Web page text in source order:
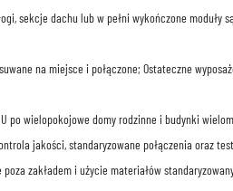
sekcje dachu lub w pełni wykończone
na miejsce i połączone; Ostateczne
po wielopokojowe domy rodzinne i budynki
jakości, standaryzowane połączenia oraz
poza zakładem i użycie materiałów